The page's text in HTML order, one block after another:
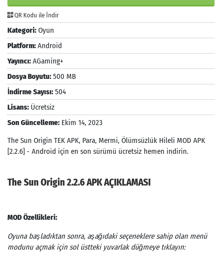
QR Kodu ile İndir
Kategori: Oyun
Platform: Android
Yayıncı: AGaming+
Dosya Boyutu: 500 MB
İndirme Sayısı: 504
Lisans: Ücretsiz
Son Güncelleme: Ekim 14, 2023
The Sun Origin TEK APK, Para, Mermi, Ölümsüzlük Hileli MOD APK
[2.2.6] - Android için en son sürümü ücretsiz hemen indirin.
The Sun Origin 2.2.6 APK AÇIKLAMASI
MOD Özellikleri:
Oyuna başladıktan sonra, aşağıdaki seçeneklere sahip olan menü
modunu açmak için sol üstteki yuvarlak düğmeye tıklayın: